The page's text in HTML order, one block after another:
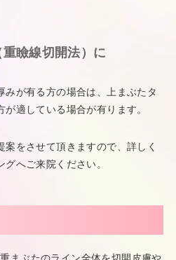
重瞼線切開法）に
みが有る方の場合は、上まぶたタ
適している場合が有ります。
をさせて頂きますので、詳しく
へご来院ください。
まぶたのライン全体を切開皮膚や